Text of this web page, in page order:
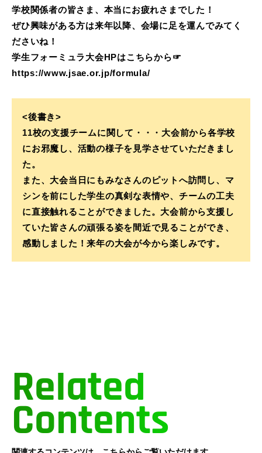
学校関係者の皆さま、本当にお疲れさまでした！
ぜひ興味がある方は来年以降、会場に足を運んでみてく
ださいね！
学生フォーミュラ大会HPはこちらから☞
https://www.jsae.or.jp/formula/
<後書き>
11校の支援チームに関して・・・大会前から各学校
にお邪魔し、活動の様子を見学させていただきまし
た。
また、大会当日にもみなさんのピットへ訪問し、マ
シンを前にした学生の真剣な表情や、チームの工夫
に直接触れることができました。大会前から支援し
ていた皆さんの頑張る姿を間近で見ることができ、
感動しました！来年の大会が今から楽しみです。
Related
Contents